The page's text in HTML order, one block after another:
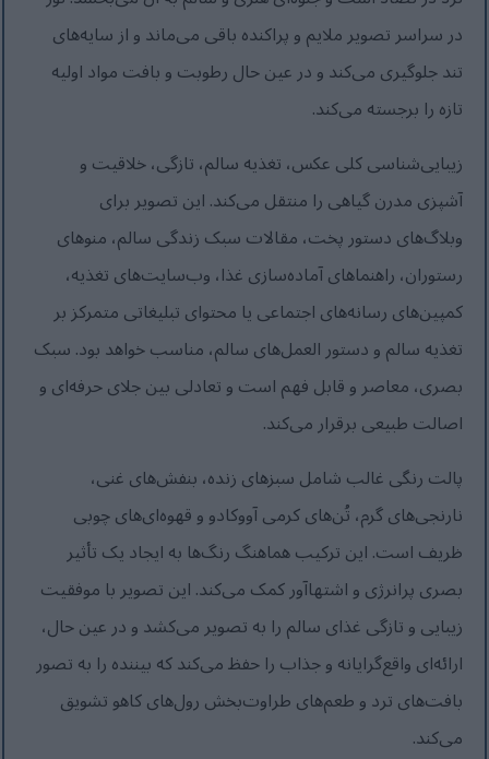
در سراسر تصویر ملایم و پراکنده باقی می‌ماند و از سایه‌های
تند جلوگیری می‌کند و در عین حال رطوبت و بافت مواد اولیه
تازه را برجسته می‌کند.
زیبایی‌شناسی کلی عکس، تغذیه سالم، تازگی، خلاقیت و
آشپزی مدرن گیاهی را منتقل می‌کند. این تصویر برای
وبلاگ‌های دستور پخت، مقالات سبک زندگی سالم، منوهای
رستوران، راهنماهای آماده‌سازی غذا، وب‌سایت‌های تغذیه،
کمپین‌های رسانه‌های اجتماعی یا محتوای تبلیغاتی متمرکز بر
تغذیه سالم و دستور العمل‌های سالم، مناسب خواهد بود. سبک
بصری، معاصر و قابل فهم است و تعادلی بین جلای حرفه‌ای و
اصالت طبیعی برقرار می‌کند.
پالت رنگی غالب شامل سبزهای زنده، بنفش‌های غنی،
نارنجی‌های گرم، تُن‌های کرمی آووکادو و قهوه‌ای‌های چوبی
ظریف است. این ترکیب هماهنگ رنگ‌ها به ایجاد یک تأثیر
بصری پرانرژی و اشتهاآور کمک می‌کند. این تصویر با موفقیت
زیبایی و تازگی غذای سالم را به تصویر می‌کشد و در عین حال،
ارائه‌ای واقع‌گرایانه و جذاب را حفظ می‌کند که بیننده را به تصور
بافت‌های ترد و طعم‌های طراوت‌بخش رول‌های کاهو تشویق
می‌کند.